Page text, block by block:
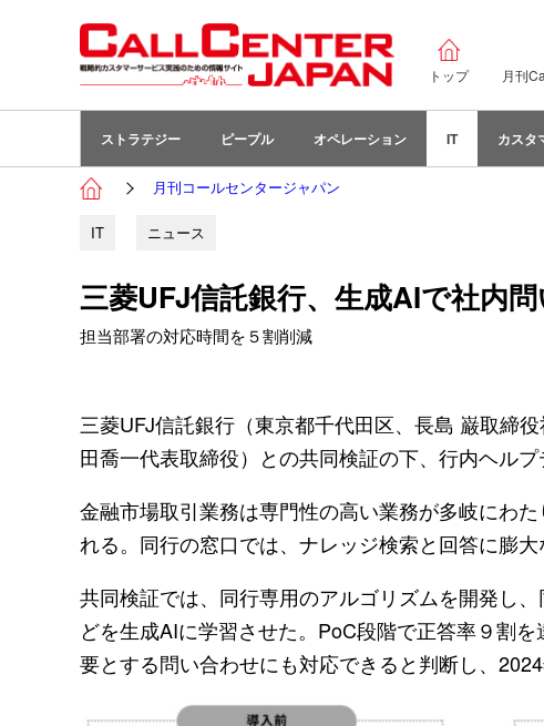
トップ 月刊
ストラテジー ピープル オペレーション IT カスタ
月刊コールセンタージャパン
IT ニュース
三菱UFJ信託銀行、生成AIで社内
担当部署の対応時間を５割削減
三菱UFJ信託銀行（東京都千代田区、長島 巌取締
田喬一代表取締役）との共同検証の下、行内ヘル
金融市場取引業務は専門性の高い業務が多岐にわ
れる。同行の窓口では、ナレッジ検索と回答に膨
共同検証では、同行専用のアルゴリズムを開発し
どを生成AIに学習させた。PoC段階で正答率９割
要とする問い合わせにも対応できると判断し、